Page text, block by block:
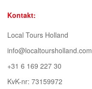
Kontakt:
Local Tours Holland
info@localtoursholland.com
+31 6 169 227 30
KvK-nr: 73159972